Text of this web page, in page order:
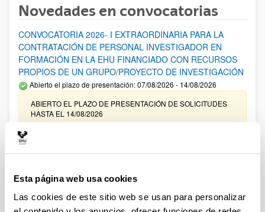
Esta página web usa cookies
Las cookies de este sitio web se usan para personalizar
Novedades en convocatorias
CONVOCATORIA 2026- I EXTRAORDINARIA PARA LA
CONTRATACIÓN DE PERSONAL INVESTIGADOR EN
FORMACIÓN EN LA EHU FINANCIADO CON RECURSOS
PROPIOS DE UN GRUPO/PROYECTO DE INVESTIGACIÓN
Abierto el plazo de presentación: 07/08/2026 - 14/08/2026
ABIERTO EL PLAZO DE PRESENTACIÓN DE SOLICITUDES
HASTA EL 14/08/2026
Ayudas para financiación de la adquisición y renovación de
infraestructura científica y fondos bibliográficos en la
Trámite abierto
25/03/2026: Corrección de errores del listado provisional de
solicitudes admitidas y excluidas. 23/03/2026: Relación